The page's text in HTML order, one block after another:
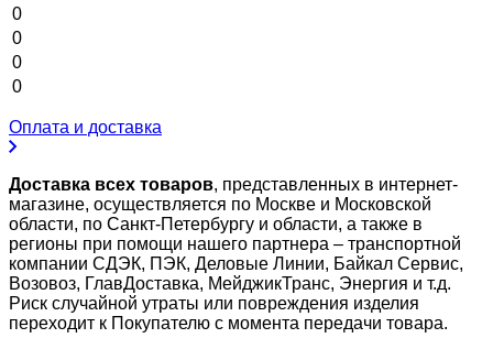
0
0
0
0
Оплата и доставка
Доставка всех товаров, представленных в интернет-
магазине, осуществляется по Москве и Московской
области, по Санкт-Петербургу и области, а также в
регионы при помощи нашего партнера – транспортной
компании СДЭК, ПЭК, Деловые Линии, Байкал Сервис,
Возовоз, ГлавДоставка, МейджикТранс, Энергия и т.д.
Риск случайной утраты или повреждения изделия
переходит к Покупателю с момента передачи товара.